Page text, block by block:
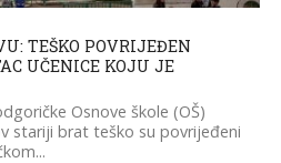
TEŠKO POVRIJEĐEN
UČENICE KOJU JE
Osnove škole (OŠ)
stariji brat teško su povrijeđeni